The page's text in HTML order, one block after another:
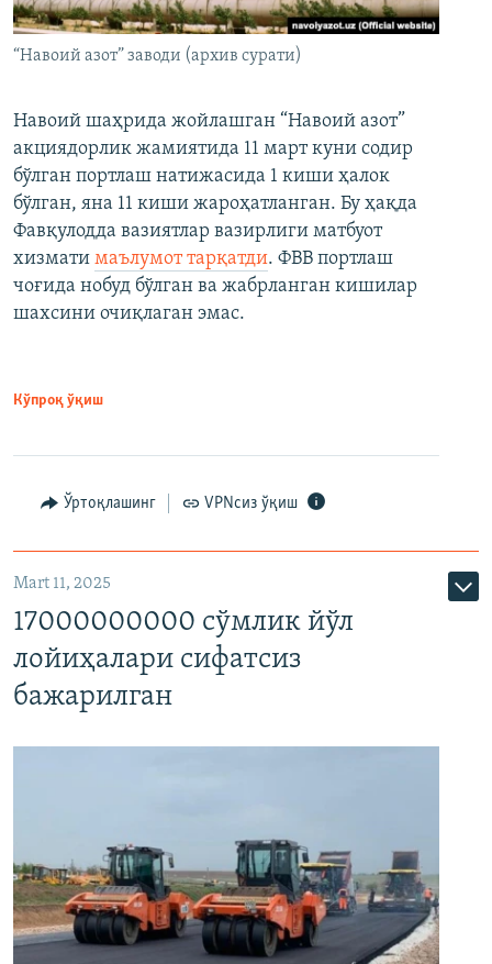
“Навоий азот” заводи (архив сурати)
Навоий шаҳрида жойлашган “Навоий азот”
акциядорлик жамиятида 11 март куни содир
бўлган портлаш натижасида 1 киши ҳалок
бўлган, яна 11 киши жароҳатланган. Бу ҳақда
Фавқулодда вазиятлар вазирлиги матбуот
хизмати маълумот тарқатди. ФВВ портлаш
чоғида нобуд бўлган ва жабрланган кишилар
шахсини очиқлаган эмас.
Кўпроқ ўқиш
Ўртоқлашинг VPNсиз ўқиш
Mart 11, 2025
17000000000 сўмлик йўл
лойиҳалари сифатсиз
бажарилган